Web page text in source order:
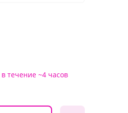
в течение ~4 часов